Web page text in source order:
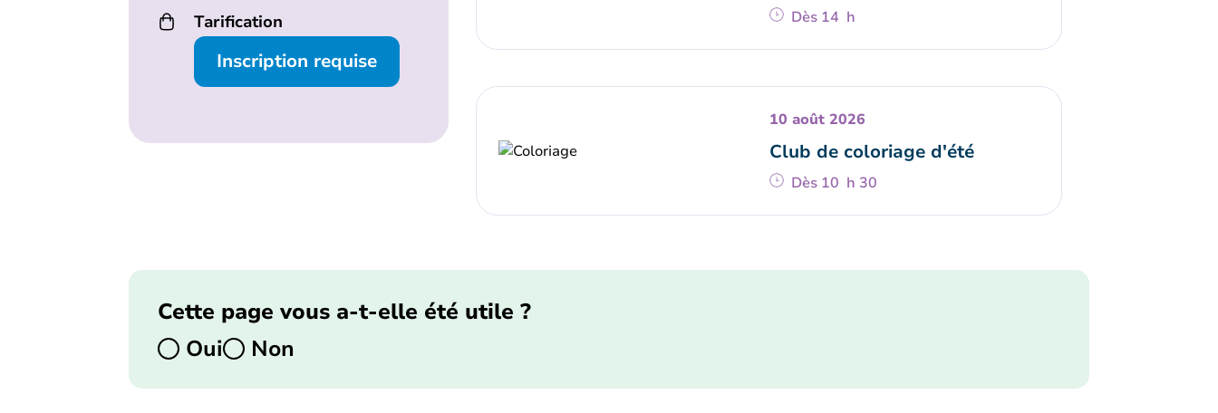
Tarification
Inscription requise
Dès 14 h
10 août 2026
Club de coloriage d'été
Dès 10 h 30
Cette page vous a-t-elle été utile ?
Oui
Non